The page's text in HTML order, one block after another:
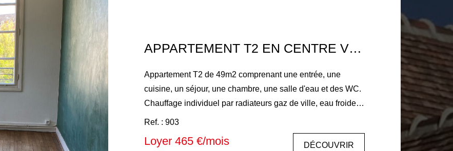
APPARTEMENT T2 EN CENTRE VILLE
Appartement T2 de 49m2 comprenant une entrée, une
cuisine, un séjour, une chambre, une salle d'eau et des WC.
Chauffage individuel par radiateurs gaz de ville, eau froide
individuelle, eau chaude par chaudière gaz de ville Loyer
mensuel : 465 € comprenant 20€ de charges (entretien et
électricité des parties communes, entretien de la chaudière)
Ref. : 903
Loyer 465 €/mois DÉCOUVRIR